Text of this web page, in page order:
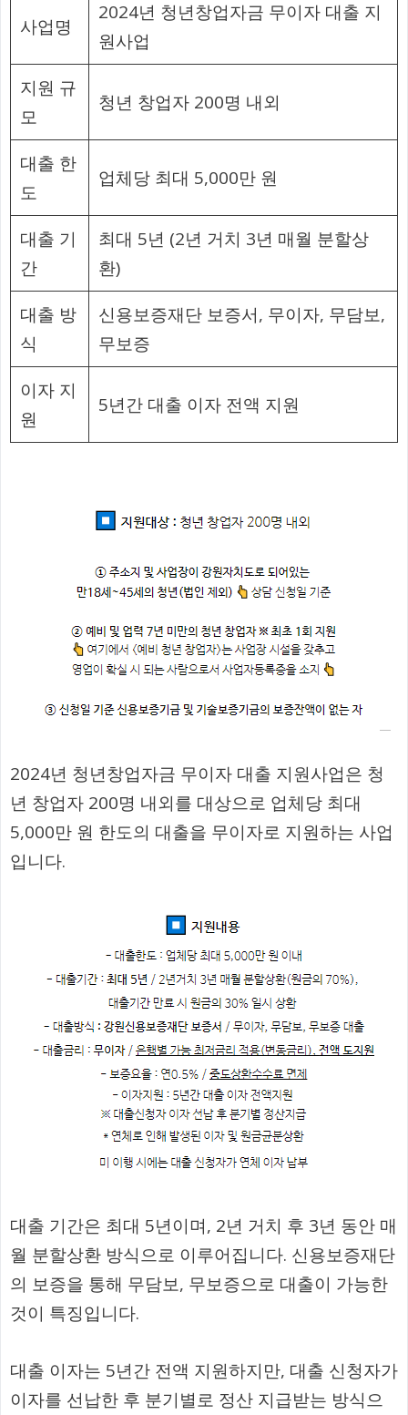
사업명
2024년 청년창업자금 무이자 대출 지
원사업
지원 규
모
청년 창업자 200명 내외
대출 한
도
업체당 최대 5,000만 원
대출 기
간
최대 5년 (2년 거치 3년 매월 분할상
환)
대출 방
식
신용보증재단 보증서, 무이자, 무담보,
무보증
이자 지
원
5년간 대출 이자 전액 지원
2024년 청년창업자금 무이자 대출 지원사업은 청
년 창업자 200명 내외를 대상으로 업체당 최대
5,000만 원 한도의 대출을 무이자로 지원하는 사업
입니다.
대출 기간은 최대 5년이며, 2년 거치 후 3년 동안 매
월 분할상환 방식으로 이루어집니다. 신용보증재단
의 보증을 통해 무담보, 무보증으로 대출이 가능한
것이 특징입니다.
대출 이자는 5년간 전액 지원하지만, 대출 신청자가
이자를 선납한 후 분기별로 정산 지급받는 방식으